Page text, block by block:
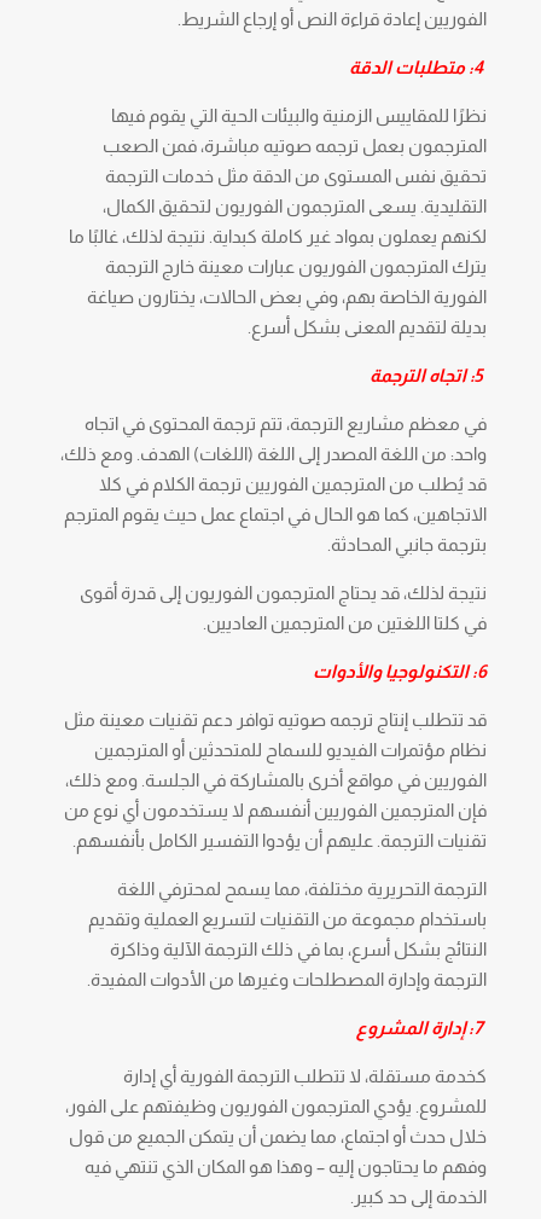
الفوريين إعادة قراءة النص أو إرجاع الشريط.
4: متطلبات الدقة
نظرًا للمقاييس الزمنية والبيئات الحية التي يقوم فيها
المترجمون بعمل ترجمه صوتيه مباشرة، فمن الصعب
تحقيق نفس المستوى من الدقة مثل خدمات الترجمة
التقليدية. يسعى المترجمون الفوريون لتحقيق الكمال،
لكنهم يعملون بمواد غير كاملة كبداية. نتيجة لذلك، غالبًا ما
يترك المترجمون الفوريون عبارات معينة خارج الترجمة
الفورية الخاصة بهم، وفي بعض الحالات، يختارون صياغة
بديلة لتقديم المعنى بشكل أسرع.
5: اتجاه الترجمة
في معظم مشاريع الترجمة، تتم ترجمة المحتوى في اتجاه
واحد: من اللغة المصدر إلى اللغة (اللغات) الهدف. ومع ذلك،
قد يُطلب من المترجمين الفوريين ترجمة الكلام في كلا
الاتجاهين، كما هو الحال في اجتماع عمل حيث يقوم المترجم
بترجمة جانبي المحادثة.
نتيجة لذلك، قد يحتاج المترجمون الفوريون إلى قدرة أقوى
في كلتا اللغتين من المترجمين العاديين.
6: التكنولوجيا والأدوات
قد تتطلب إنتاج ترجمه صوتيه توافر دعم تقنيات معينة مثل
نظام مؤتمرات الفيديو للسماح للمتحدثين أو المترجمين
الفوريين في مواقع أخرى بالمشاركة في الجلسة. ومع ذلك،
فإن المترجمين الفوريين أنفسهم لا يستخدمون أي نوع من
تقنيات الترجمة. عليهم أن يؤدوا التفسير الكامل بأنفسهم.
الترجمة التحريرية مختلفة، مما يسمح لمحترفي اللغة
باستخدام مجموعة من التقنيات لتسريع العملية وتقديم
النتائج بشكل أسرع، بما في ذلك الترجمة الآلية وذاكرة
الترجمة وإدارة المصطلحات وغيرها من الأدوات المفيدة.
7: إدارة المشروع
كخدمة مستقلة، لا تتطلب الترجمة الفورية أي إدارة
للمشروع. يؤدي المترجمون الفوريون وظيفتهم على الفور،
خلال حدث أو اجتماع، مما يضمن أن يتمكن الجميع من قول
وفهم ما يحتاجون إليه – وهذا هو المكان الذي تنتهي فيه
الخدمة إلى حد كبير.